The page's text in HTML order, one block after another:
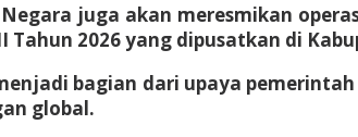
juga akan meresmikan
Tahun 2026 yang dipusatkan di
bagian dari upaya
global.